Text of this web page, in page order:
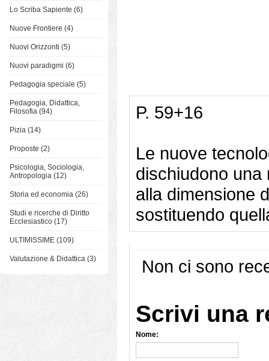
Lo Scriba Sapiente (6)
Nuove Frontiere (4)
Nuovi Orizzonti (5)
Nuovi paradigmi (6)
Pedagogia speciale (5)
Pedagogia, Didattica,
Filosofia (94)
Pizia (14)
Proposte (2)
Psicologia, Sociologia,
Antropologia (12)
Storia ed economia (26)
Studi e ricerche di Diritto
Ecclesiastico (17)
ULTIMISSIME (109)
Valutazione & Didattica (3)
P. 59+16
Le nuove
dischiudono una
alla dimensione
sostituendo
Non ci sono
Scrivi una
Nome: